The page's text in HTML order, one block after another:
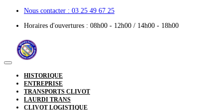
Nous contacter : 03 25 49 67 25
Horaires d'ouvertures : 08h00 - 12h00 / 14h00 - 18h00
HISTORIQUE
ENTREPRISE
TRANSPORTS CLIVOT
LAURDI TRANS
CLIVOT LOGISTIQUE